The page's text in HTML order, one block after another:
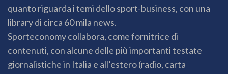
quanto riguarda i temi dello sport-business, con una
library di circa 60 mila news.
Sporteconomy collabora, come fornitrice di
contenuti, con alcune delle più importanti testate
giornalistiche in Italia e all’estero (radio, carta